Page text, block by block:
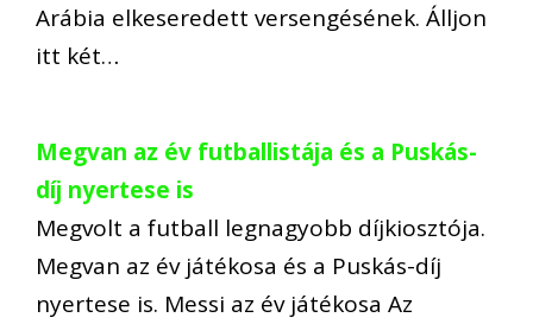
Arábia elkeseredett versengésének. Álljon
itt két…
Megvan az év futballistája és a Puskás-
díj nyertese is
Megvolt a futball legnagyobb díjkiosztója.
Megvan az év játékosa és a Puskás-díj
nyertese is. Messi az év játékosa Az